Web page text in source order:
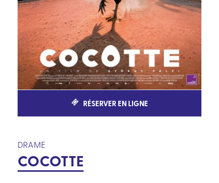
RÉSERVER EN LIGNE
DRAME
COCOTTE